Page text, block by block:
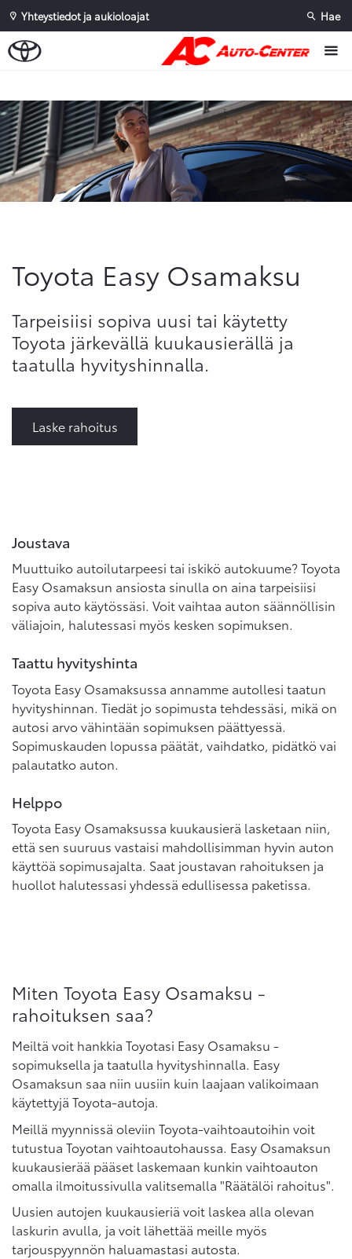
Yhteystiedot ja aukioloajat Hae
Toyota Easy Osamaksu
Tarpeisiisi sopiva uusi tai käytetty
Toyota järkevällä kuukausierällä ja
taatulla hyvityshinnalla.
Laske rahoitus
Joustava
Muuttuiko autoilutarpeesi tai iskikö autokuume? Toyota
Easy Osamaksun ansiosta sinulla on aina tarpeisiisi
sopiva auto käytössäsi. Voit vaihtaa auton säännöllisin
väliajoin, halutessasi myös kesken sopimuksen.
Taattu hyvityshinta
Toyota Easy Osamaksussa annamme autollesi taatun
hyvityshinnan. Tiedät jo sopimusta tehdessäsi, mikä on
autosi arvo vähintään sopimuksen päättyessä.
Sopimuskauden lopussa päätät, vaihdatko, pidätkö vai
palautatko auton.
Helppo
Toyota Easy Osamaksussa kuukausierä lasketaan niin,
että sen suuruus vastaisi mahdollisimman hyvin auton
käyttöä sopimusajalta. Saat joustavan rahoituksen ja
huollot halutessasi yhdessä edullisessa paketissa.
Miten Toyota Easy Osamaksu -
rahoituksen saa?
Meiltä voit hankkia Toyotasi Easy Osamaksu -
sopimuksella ja taatulla hyvityshinnalla. Easy
Osamaksun saa niin uusiin kuin laajaan valikoimaan
käytettyjä Toyota-autoja.
Meillä myynnissä oleviin Toyota-vaihtoautoihin voit
tutustua Toyotan vaihtoautohaussa. Easy Osamaksun
kuukausierää pääset laskemaan kunkin vaihtoauton
omalla ilmoitussivulla valitsemalla "Räätälöi rahoitus".
Uusien autojen kuukausieriä voit laskea alla olevan
laskurin avulla, ja voit lähettää meille myös
tarjouspyynnön haluamastasi autosta.